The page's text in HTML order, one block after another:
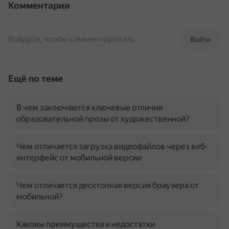
Комментарии
Войти
Войдите, чтобы комментировать
Ещё по теме
В чем заключаются ключевые отличия
образовательной прозы от художественной?
Чем отличается загрузка видеофайлов через веб-
интерфейс от мобильной версии
Чем отличается десктопная версия браузера от
мобильной?
Каковы преимущества и недостатки